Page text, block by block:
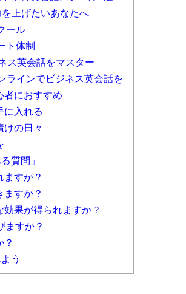
上げたいあなたへ
ール
ト体制
ス英会話をマスター
ラインでビジネス英会話を
者におすすめ
に入れる
けの日々
質問」
すか？
すか？
果が得られますか？
ますか？
？
う